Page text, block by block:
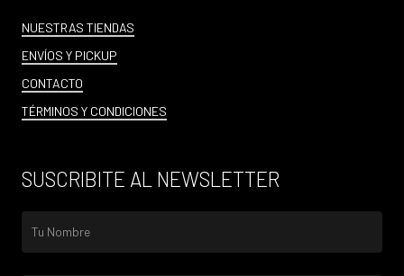
NUESTRAS TIENDAS
ENVÍOS Y PICKUP
CONTACTO
TÉRMINOS Y CONDICIONES
SUSCRIBITE AL NEWSLETTER